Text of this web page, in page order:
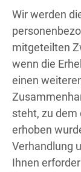
Wir werden
mitgeteilten
wenn die
einen
steht, zu dem
erhoben
Verhandlung
Ihnen